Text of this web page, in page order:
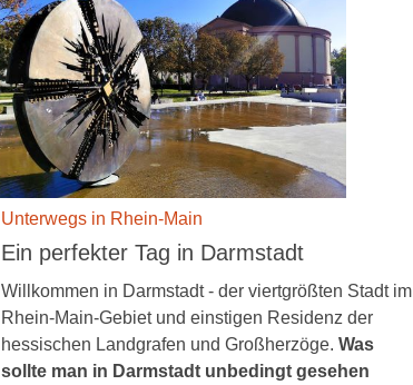
Unterwegs in Rhein-Main
Ein perfekter Tag in Darmstadt
Willkommen in Darmstadt - der viertgrößten Stadt im
Rhein-Main-Gebiet und einstigen Residenz der
hessischen Landgrafen und Großherzöge. Was
sollte man in Darmstadt unbedingt gesehen